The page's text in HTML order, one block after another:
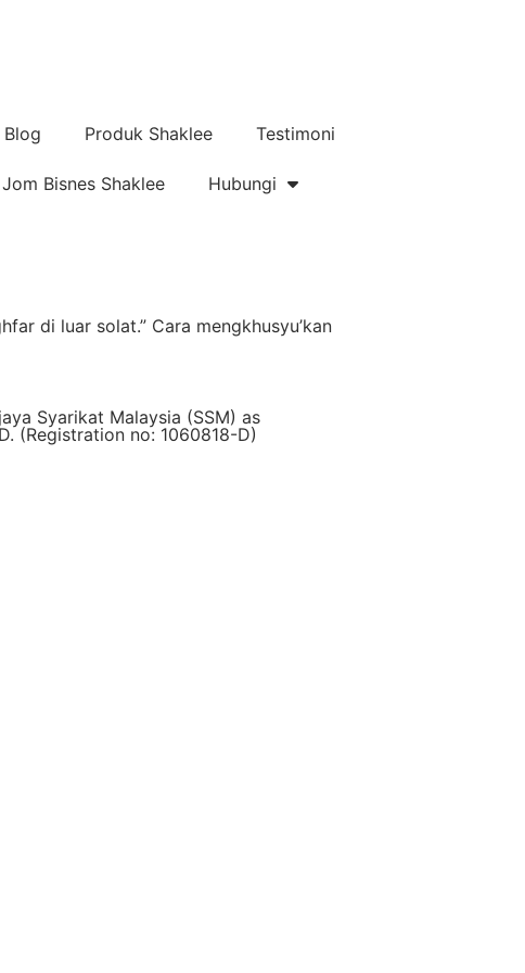
Blog Produk Shaklee Testimoni
Jom Bisnes Shaklee Hubungi
di luar solat.” Cara mengkhusyu’kan
Syarikat Malaysia (SSM) as
(Registration no: 1060818-D)